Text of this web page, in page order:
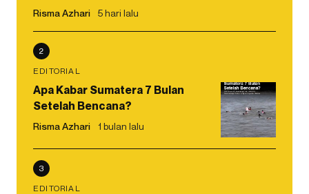
Risma Azhari 5 hari lalu
2
EDITORIAL
Apa Kabar Sumatera 7 Bulan
Setelah Bencana?
Risma Azhari 1 bulan lalu
3
EDITORIAL